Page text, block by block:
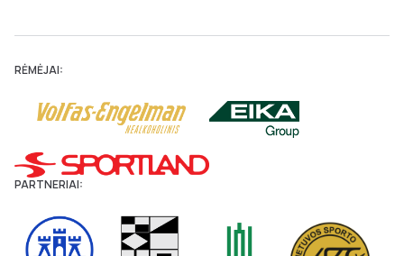
RĖMĖJAI:
PARTNERIAI: